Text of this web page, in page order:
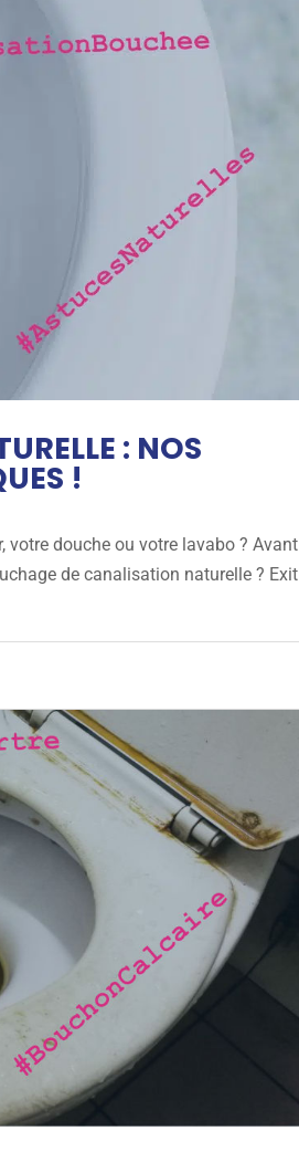
: NOS
!
votre douche ou votre lavabo ? Avant
de canalisation naturelle ? Exit